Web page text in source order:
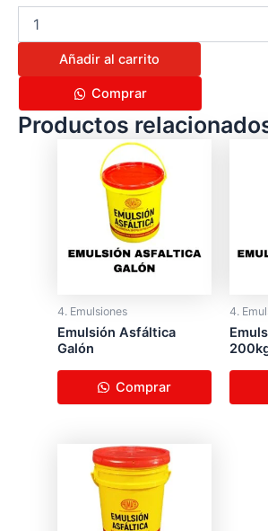
Añadir al carrito
Comprar
Productos
4. Emulsiones
Emulsión Asfáltica
Galón
Comprar
4.